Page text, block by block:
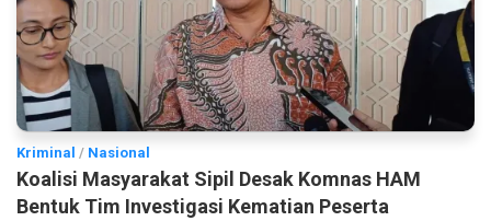
Kriminal / Nasional
Koalisi Masyarakat Sipil Desak Komnas HAM
Bentuk Tim Investigasi Kematian Peserta